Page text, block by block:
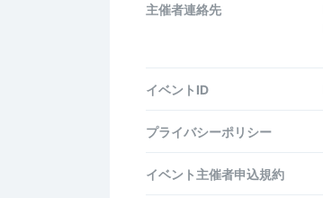
主催者連絡先
イベントID
プライバシーポリシー
イベント主催者申込規約